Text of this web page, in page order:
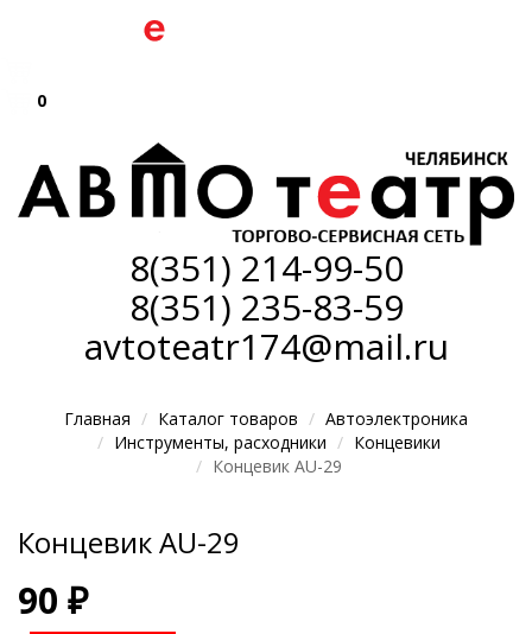
0
8(351) 214-99-50
8(351) 235-83-59
avtoteatr174@mail.ru
Главная Каталог товаров
Автоэлектроника
Инструменты, расходники
Концевики
Концевик AU-29
Концевик AU-29
90 ₽